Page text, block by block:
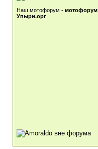
Наш мотофорум - мотофорум
Упыри.орг